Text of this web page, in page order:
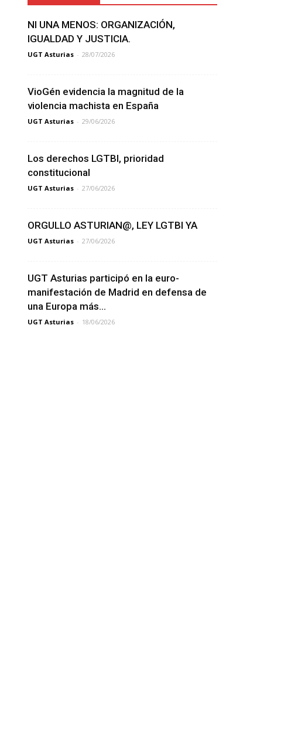
NI UNA MENOS: ORGANIZACIÓN,
IGUALDAD Y JUSTICIA.
UGT Asturias - 28/07/2026
VioGén evidencia la magnitud de la
violencia machista en España
UGT Asturias - 29/06/2026
Los derechos LGTBI, prioridad
constitucional
UGT Asturias - 27/06/2026
ORGULLO ASTURIAN@, LEY LGTBI YA
UGT Asturias - 27/06/2026
UGT Asturias participó en la euro-
manifestación de Madrid en defensa de
una Europa más...
UGT Asturias - 18/06/2026